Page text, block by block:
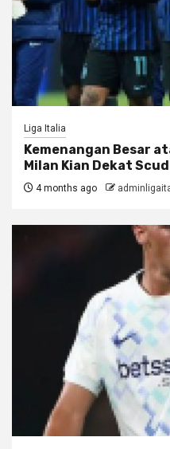
Liga Italia
Kemenangan Besar
Milan Kian Dekat
4 months ago